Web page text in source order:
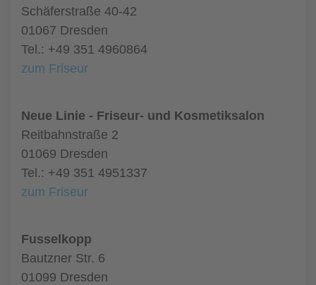
Schäferstraße 40-42
01067 Dresden
Tel.: +49 351 4960864
zum Friseur
Neue Linie - Friseur- und Kosmetiksalon
Reitbahnstraße 2
01069 Dresden
Tel.: +49 351 4951337
zum Friseur
Fusselkopp
Bautzner Str. 6
01099 Dresden